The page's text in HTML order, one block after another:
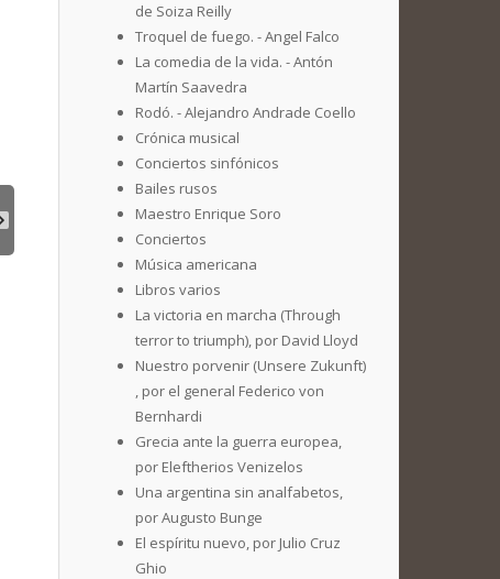
de Soiza Reilly
Troquel de fuego. - Angel Falco
La comedia de la vida. - Antón
Martín Saavedra
Rodó. - Alejandro Andrade Coello
Crónica musical
Conciertos sinfónicos
Bailes rusos
Maestro Enrique Soro
Conciertos
Música americana
Libros varios
La victoria en marcha (Through
terror to triumph), por David Lloyd
Nuestro porvenir (Unsere Zukunft)
, por el general Federico von
Bernhardi
Grecia ante la guerra europea,
por Eleftherios Venizelos
Una argentina sin analfabetos,
por Augusto Bunge
El espíritu nuevo, por Julio Cruz
Ghio